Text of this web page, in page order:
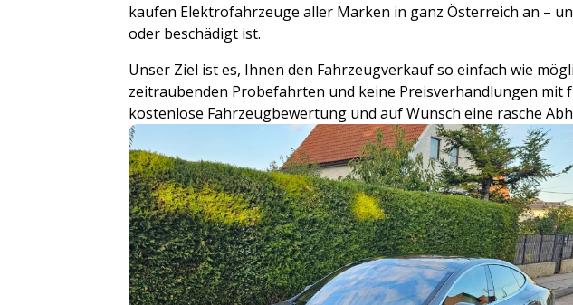
kaufen Elektrofahrzeuge aller Marken in ganz Österreich an –
oder beschädigt ist.
Unser Ziel ist es, Ihnen den Fahrzeugverkauf so einfach wie
zeitraubenden Probefahrten und keine Preisverhandlungen mit
kostenlose Fahrzeugbewertung und auf Wunsch eine rasche